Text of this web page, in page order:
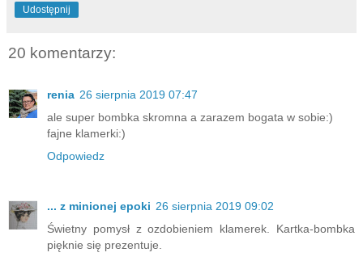
Udostępnij
20 komentarzy:
renia 26 sierpnia 2019 07:47
ale super bombka skromna a zarazem bogata w sobie:)
fajne klamerki:)
Odpowiedz
... z minionej epoki 26 sierpnia 2019 09:02
Świetny pomysł z ozdobieniem klamerek. Kartka-bombka
pięknie się prezentuje.